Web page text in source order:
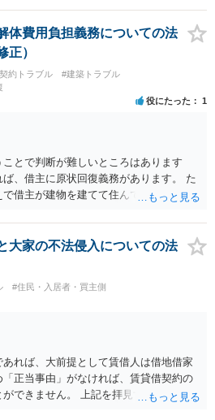
定時期の退去を検討する場合には、立
負担などの条件を明確にした書面を作
書では、更新条項・解除条項・期間の定
無、これまでの更新時の合意内容
が、借主不利な特約として無効になり
ントになりますので、署名押印前に内
護士に相談することをおすすめしま
今回進められつつある手続はあくまで
く明け渡すための便宜的方法として理解
その方法で進めた方が、連帯保証人で
、自身の経済的負担を最小限に食い止
といえます。
体費用負担義務についての法
正）
約トラブル
#建築トラブル
役にたった 1
とで判断が難しいところはあります
、借主に原状回復義務があります。 た
借主が建物を建てて住んでいたケース
を明渡す義務は原則生じないはずで
て替えた場合であっても、貸主の承諾を
用を捻出した側に平屋の所有権が帰属
ないように思います。 そのため、現
明確な案件ではないため、まずは相手
の解体費用を負担しなければならない
がでしょうか。
大家の不法侵入についての法
#住民・入居者・買主側
れば、大前提として賃借人は借地借家
正当事由」がなければ、賃貸借契約の
できません。 上記を拝見する限り、通